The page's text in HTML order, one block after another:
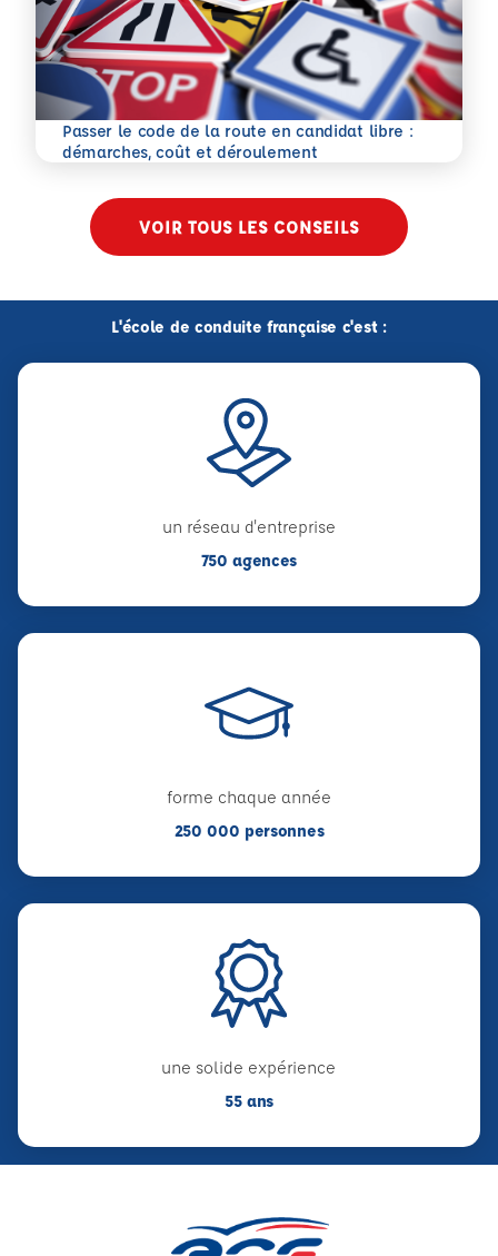
Passer le code de la route en candidat libre :
démarches, coût et déroulement
En savoir plus
VOIR TOUS LES CONSEILS
L'école de conduite française c'est :
un réseau d'entreprise
750 agences
forme chaque année
250 000 personnes
une solide expérience
55 ans